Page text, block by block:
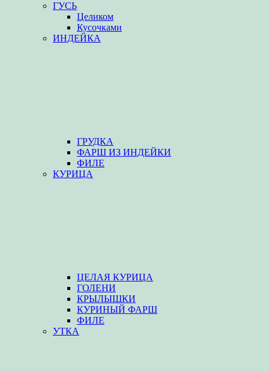
ГУСЬ
Целиком
Кусочками
ИНДЕЙКА
ГРУДКА
ФАРШ ИЗ ИНДЕЙКИ
ФИЛЕ
КУРИЦА
ЦЕЛАЯ КУРИЦА
ГОЛЕНИ
КРЫЛЫШКИ
КУРИНЫЙ ФАРШ
ФИЛЕ
УТКА